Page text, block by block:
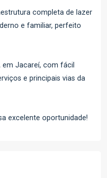
completa de lazer
e familiar, perfeito
Jacareí, com fácil
e principais vias da
excelente oportunidade!